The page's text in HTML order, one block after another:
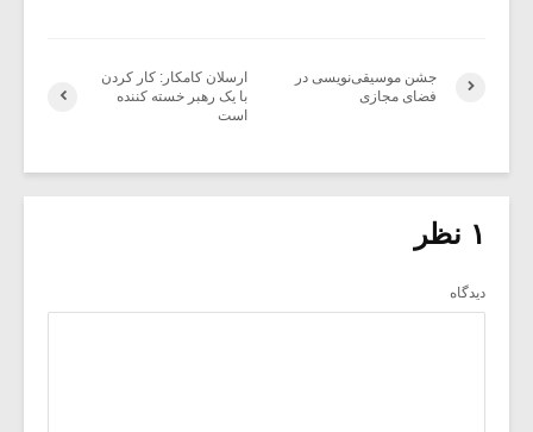
ارسلان کامکار: کار کردن
با یک رهبر خسته کننده
است
جشن موسیقی‌نویسی در
فضای مجازی
۱ نظر
دیدگاه